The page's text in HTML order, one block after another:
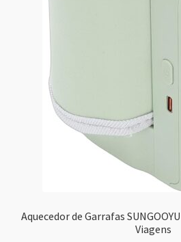
Aquecedor de Garrafas
Viagens